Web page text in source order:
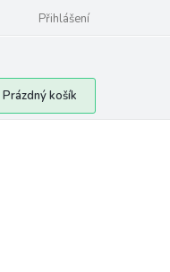
Přihlášení
Nákupní
košík
Prázdný košík